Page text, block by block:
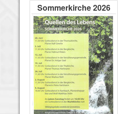
Sommerkirche 2026